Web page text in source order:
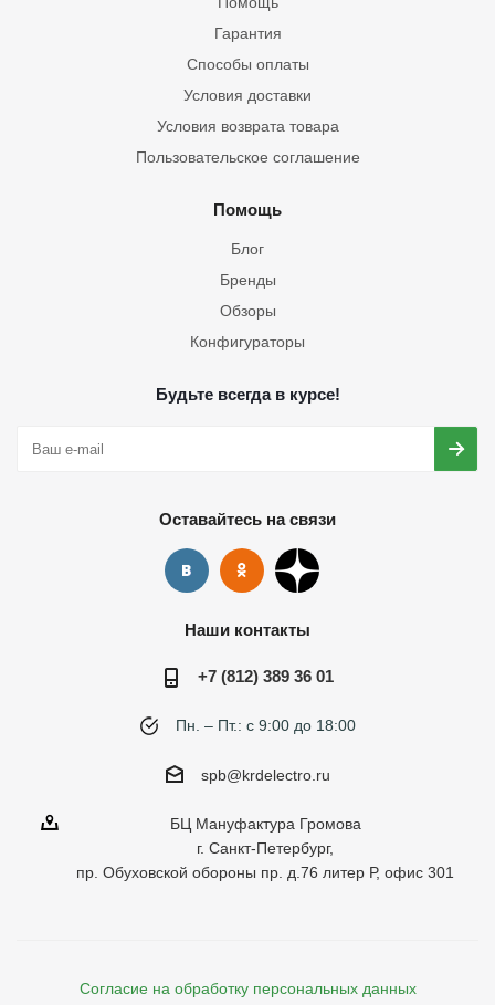
Гарантия
Способы оплаты
Условия доставки
Условия возврата товара
Пользовательское соглашение
Помощь
Блог
Бренды
Обзоры
Конфигураторы
Будьте всегда в курсе!
Оставайтесь на связи
Наши контакты
+7 (812) 389 36 01
Пн. – Пт.: с 9:00 до 18:00
spb@krdelectro.ru
БЦ Мануфактура Громова
г. Санкт-Петербург,
пр. Обуховской обороны пр. д.76 литер Р, офис 301
Согласие на обработку персональных данных